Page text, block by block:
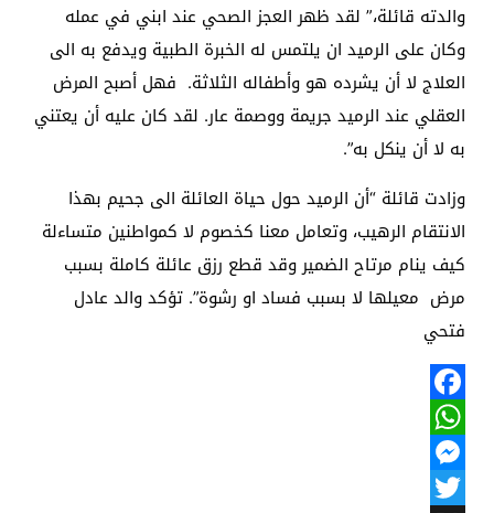
والدته قائلة،” لقد ظهر العجز الصحي عند ابني في عمله
وكان على الرميد ان يلتمس له الخبرة الطبية ويدفع به الى
العلاج لا أن يشرده هو وأطفاله الثلاثة. فهل أصبح المرض
العقلي عند الرميد جريمة ووصمة عار. لقد كان عليه أن يعتني
به لا أن ينكل به”.
وزادت قائلة “أن الرميد حول حياة العائلة الى جحيم بهذا
الانتقام الرهيب، وتعامل معنا كخصوم لا كمواطنين متساءلة
كيف ينام مرتاح الضمير وقد قطع رزق عائلة كاملة بسبب
مرض معيلها لا بسبب فساد او رشوة”. تؤكد والد عادل
فتحي
Facebook
WhatsApp
Messenger